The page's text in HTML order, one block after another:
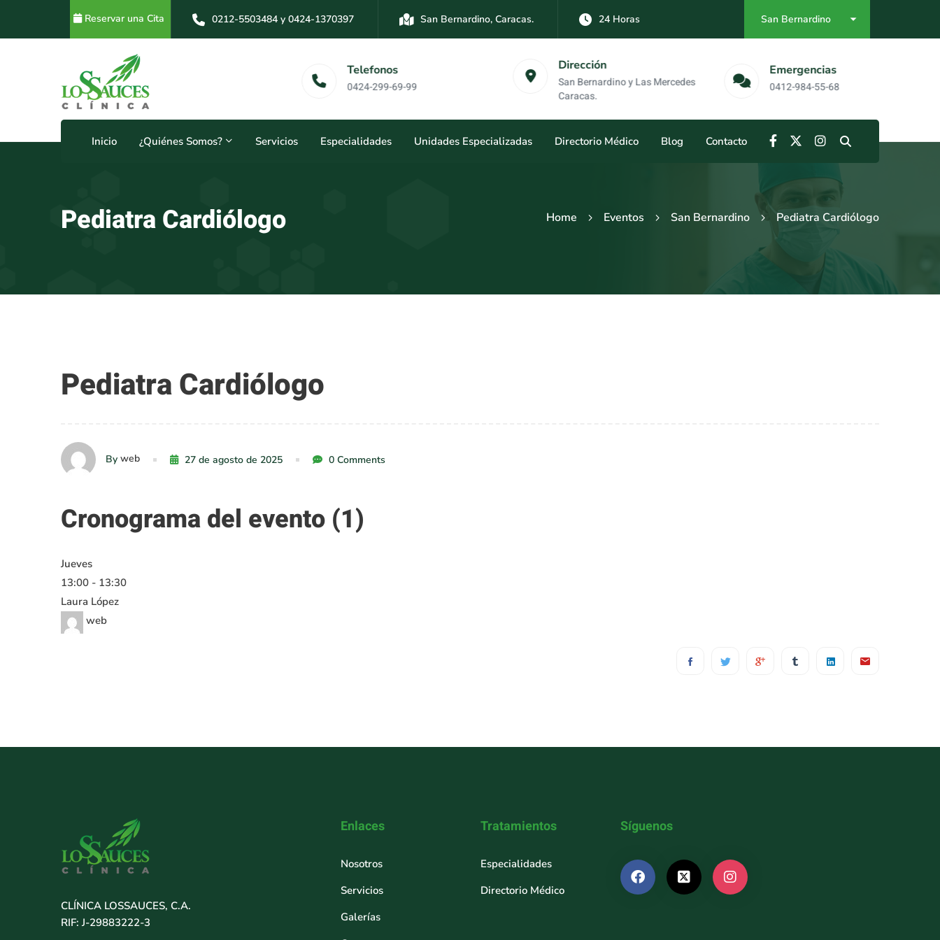
Reservar una Cita 0212-5503484 y 0424-1370397 San Bernardino, Caracas. 24 Horas
24 Horas
San Bernardino
Horarios
24 Horas
Telefonos
0424-299-69-99
Dirección
San Bernardino y Las Mercedes
Caracas.
Emergencias
0412-984-55-68
Inicio ¿Quiénes Somos? Servicios Especialidades Unidades Especializadas Directorio Médico Blog Contacto
Pediatra Cardiólogo Home Eventos San Bernardino Pediatra Cardiólogo
Pediatra
Cardiólogo
Pediatra Cardiólogo
By web 27 de agosto de 2025 0 Comments
Cronograma del evento (1)
Jueves
13:00 - 13:30
Laura López
web
CLÍNICA LOSSAUCES, C.A.
RIF: J-29883222-3
Enlaces
Nosotros
Servicios
Galerías
Tratamientos
Especialidades
Directorio Médico
Síguenos